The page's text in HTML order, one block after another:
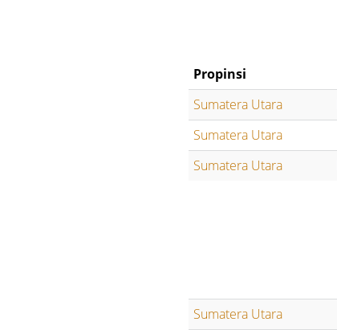
Propinsi
Sumatera Utara
Sumatera Utara
Sumatera Utara
Sumatera Utara